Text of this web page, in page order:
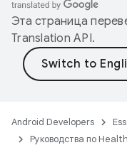
Эта страница
Translation API.
Android Developers
Руководства по